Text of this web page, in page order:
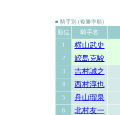
■ 騎手別 (複勝率順)
順位 騎手名
1
横山武史
2 鮫島克駿
3 吉村誠之
4 西村淳也
5 舟山瑠泉
6 北村友一